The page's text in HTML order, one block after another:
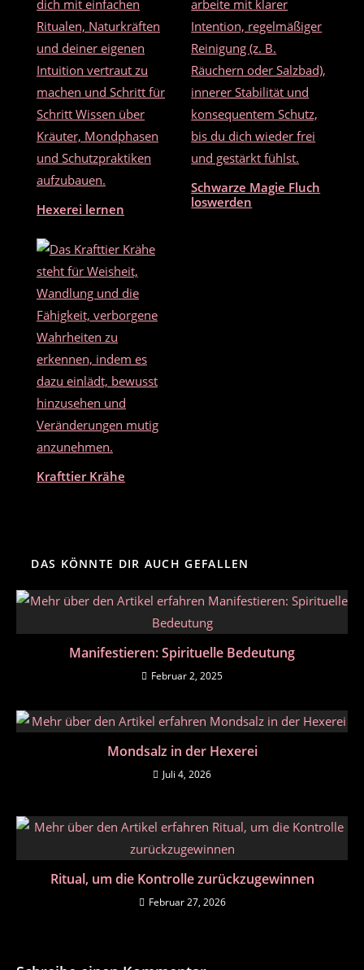
o
k
Hexerei lernen
Schwarze Magie Fluch
loswerden
Krafttier Krähe
DAS KÖNNTE DIR AUCH GEFALLEN
Manifestieren: Spirituelle Bedeutung
Februar 2, 2025
Mondsalz in der Hexerei
Juli 4, 2026
Ritual, um die Kontrolle zurückzugewinnen
Februar 27, 2026